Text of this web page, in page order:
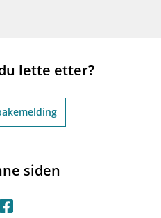
lette etter?
siden